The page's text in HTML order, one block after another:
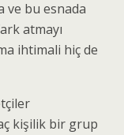
ve bu esnada
atmayı
ihtimali hiç de
kişilik bir grup